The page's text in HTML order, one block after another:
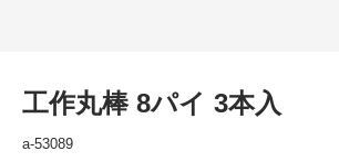
工作丸棒 8パイ 3本入
a-53089